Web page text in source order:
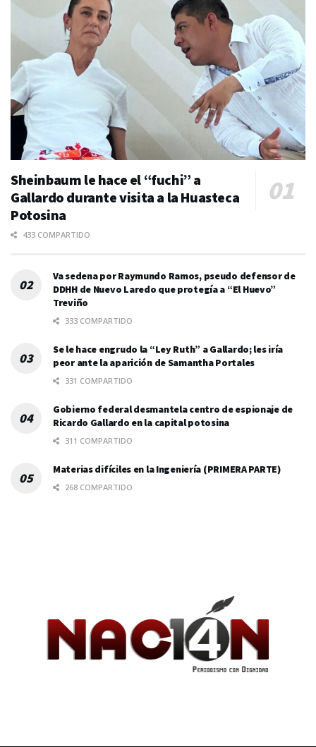
Sheinbaum le hace el “fuchi” a
Gallardo durante visita a la Huasteca
Potosina
433 COMPARTIDO
Va sedena por Raymundo Ramos, pseudo defensor de
DDHH de Nuevo Laredo que protegía a “El Huevo”
Treviño
333 COMPARTIDO
Se le hace engrudo la “Ley Ruth” a Gallardo; les iría
peor ante la aparición de Samantha Portales
331 COMPARTIDO
Gobierno federal desmantela centro de espionaje de
Ricardo Gallardo en la capital potosina
311 COMPARTIDO
Materias difíciles en la Ingeniería (PRIMERA PARTE)
268 COMPARTIDO